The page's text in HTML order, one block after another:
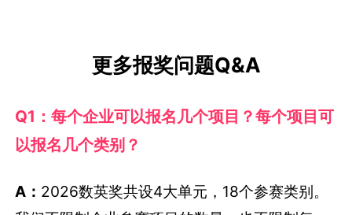
2026数英奖共设4大单元，18个参赛类别。
我们不限制企业参赛项目的数量，也不限制每一
个参赛项目提交的参赛类别。秉持着展示更多优
质作品的初衷，我们倡导参赛企业择优提交参赛
项目与类别。
请严格按照作品类型报名参赛类别，如有不确定